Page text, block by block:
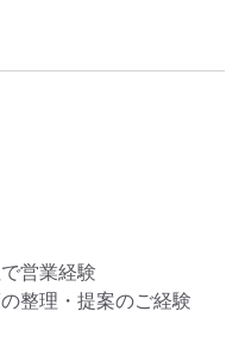
営業経験
整理・提案のご経験